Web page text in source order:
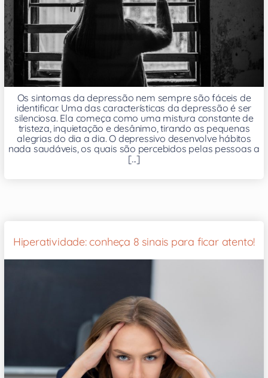
Os sintomas da depressão nem sempre são fáceis de
identificar. Uma das características da depressão é ser
silenciosa. Ela começa como uma mistura constante de
tristeza, inquietação e desânimo, tirando as pequenas
alegrias do dia a dia. O depressivo desenvolve hábitos
nada saudáveis, os quais são percebidos pelas pessoas a
[...]
Hiperatividade: conheça 8 sinais para ficar atento!